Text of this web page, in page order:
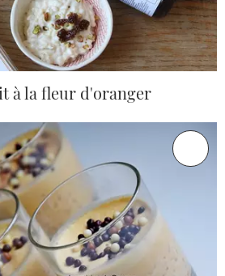
à la fleur d'oranger